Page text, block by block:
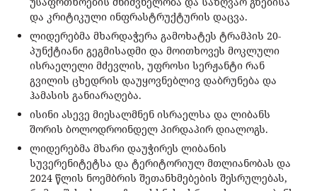
და კრიტიკული ინფრასტრუქტურის დაცვა.
ლიდერებმა მხარდაჭერა გამოხატეს ტრამპის 20-
პუნქტიანი გეგმისადმი და მოითხოვეს მოკლული
ისრაელელი მძევლის, უფროსი სერჟანტი რან
გვილის ცხედრის დაუყოვნებლივ დაბრუნება და
ჰამასის განიარაღება.
ისინი ასევე მიესალმნენ ისრაელსა და ლიბანს
შორის ბოლოდროინდელ პირდაპირ დიალოგს.
ლიდერებმა მხარი დაუჭირეს ლიბანის
სუვერენიტეტსა და ტერიტორიულ მთლიანობას და
2024 წლის ნოემბრის შეთანხმებების შესრულებას,